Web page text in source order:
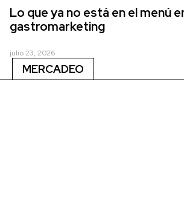
Lo que ya no está en el menú
gastromarketing
julio 23, 2026
MERCADEO